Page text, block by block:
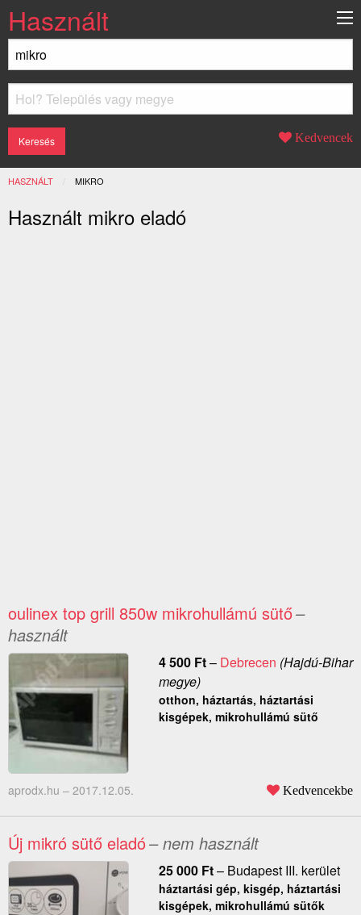
Használt
Kedvencek
HASZNÁLT JELENLEGI:
MIKRO
Használt mikro eladó
oulinex top grill 850w mikrohullámú sütő–
használt
4 500 Ft– Debrecen (Hajdú-Bihar
megye)
otthon, háztartás, háztartási
kisgépek, mikrohullámú sütő
aprodx.hu – 2017.12.05. Kedvencekbe
Új mikró sütő eladó– nem használt
25 000 Ft– Budapest III. kerület
háztartási gép, kisgép, háztartási
kisgépek, mikrohullámú sütők